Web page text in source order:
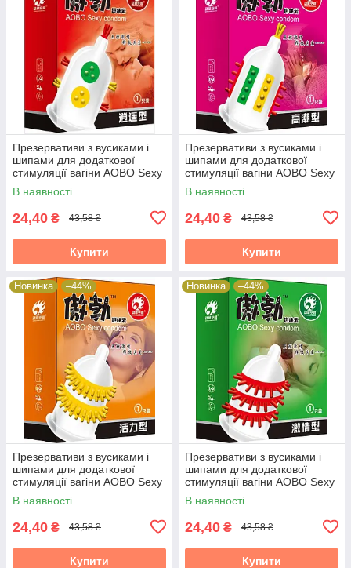
Презервативи з вусиками і
шипами для додаткової
стимуляції вагіни AOBO Sexy
condom (Код 302/12)
червоний
В наявності
24,40 ₴ 43,58 ₴
Купити
Презервативи з вусиками і
шипами для додаткової
стимуляції вагіни AOBO Sexy
condom (Код 302/12)
рожевий
В наявності
24,40 ₴ 43,58 ₴
Купити
Новинка –44%
Презервативи з вусиками і
шипами для додаткової
стимуляції вагіни AOBO Sexy
condom (Код 302/12)
помаранчевий
В наявності
24,40 ₴ 43,58 ₴
Купити
Новинка –44%
Презервативи з вусиками і
шипами для додаткової
стимуляції вагіни AOBO Sexy
condom (Код 302/12) зелений
В наявності
24,40 ₴ 43,58 ₴
Купити